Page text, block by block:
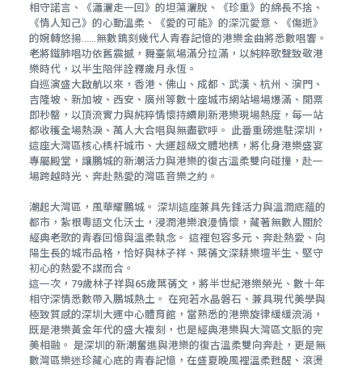
相守諾言、《瀟灑走一回》的坦蕩灑脫、《珍重》的綿長不捨、
《情人知己》的心動溫柔、《愛的可能》的深沉愛意、《傷逝》
的婉轉悠揚......無數鐫刻幾代人青春記憶的港樂金曲將悉數唱響。
老將鐵肺唱功依舊震撼，舞臺氣場滿分拉滿，以純粹歌聲致敬港
樂時代，以半生陪伴詮釋歲月永恆。
自巡演盛大啟航以來，香港、佛山、成都、武漢、杭州、澳門、
吉隆坡、新加坡、西安、廣州等數十座城市網站場場爆滿、開票
即秒罄，以頂流實力與純粹情懷持續刷新港樂現場熱度，每一站
都收穫全場熱淚、萬人大合唱與無盡歡呼。 此番重磅進駐深圳，
這座大灣區核心標杆城市、大運超級文體地標，將化身港樂盛宴
專屬殿堂，讓鵬城的新潮活力與港樂的復古溫柔雙向碰撞，赴一
場跨越時光、奔赴熱愛的灣區音樂之約。
潮起大灣區，風華耀鵬城。 深圳這座兼具先鋒活力與溫潤底蘊的
都市，紮根粵語文化沃土，浸潤港樂浪漫情懷，藏著無數人關於
經典老歌的青春回憶與溫柔執念。 這裡包容多元、奔赴熱愛、向
陽生長的城市品格，恰好與林子祥、葉蒨文深耕樂壇半生、堅守
初心的熱愛不謀而合。
這一次，79歲林子祥與65歲葉蒨文，將半世紀港樂榮光、數十年
相守深情悉數帶入鵬城熱土。 在宛若水晶磐石、兼具現代美學與
極致質感的深圳大運中心體育館，當熟悉的港樂旋律緩緩流淌，
既是港樂黃金年代的盛大複刻，也是經典港樂與大灣區文脈的完
美相融。 是深圳的新潮奮進與港樂的復古溫柔雙向奔赴，更是無
數灣區樂迷珍藏心底的青春記憶，在盛夏晚風裡溫柔甦醒、滾燙